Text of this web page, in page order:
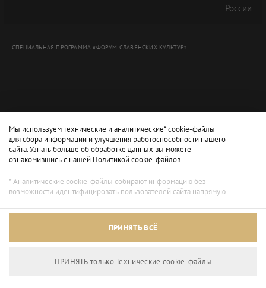
Архивный режим
России
СПЕЦИАЛЬНАЯ ПРОГРАММА «ФОРУМ СЛАВЯНСКИХ КУЛЬТУР»
Мы используем технические и аналитические* cookie-файлы
для сбора информации и улучшения работоспособности нашего
сайта. Узнать больше об обработке данных вы можете
ознакомившись с нашей Политикой cookie-файлов.
* Аналитические cookie-файлы собирают информацию без
возможности идентифицировать пользователей сайта напрямую.
ПРИНЯТЬ ВСЁ
ПРИНЯТЬ только Технические сookie-файлы